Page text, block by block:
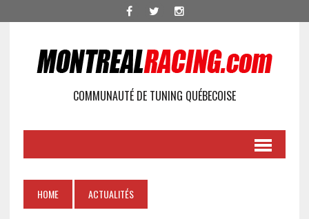
COMMUNAUTÉ DE TUNING QUÉBECOISE
HOME ACTUALITÉS